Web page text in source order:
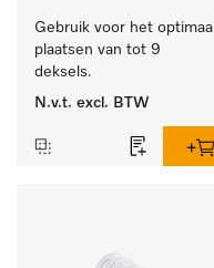
Gebruik voor het optimaal
plaatsen van tot 9
deksels.
N.v.t. excl. BTW